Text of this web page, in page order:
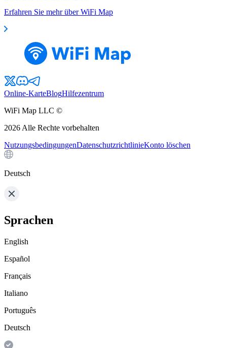
Erfahren Sie mehr über WiFi Map
Online-KarteBlogHilfezentrum
WiFi Map LLC ©
2026 Alle Rechte vorbehalten
NutzungsbedingungenDatenschutzrichtlinieKonto löschen
Deutsch
Sprachen
English
Español
Français
Italiano
Português
Deutsch